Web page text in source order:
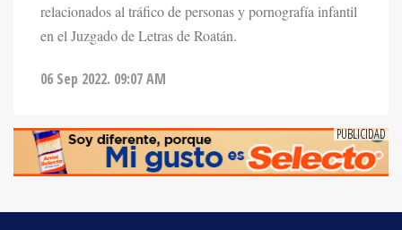
en el Juzgado de Letras de Roatán.